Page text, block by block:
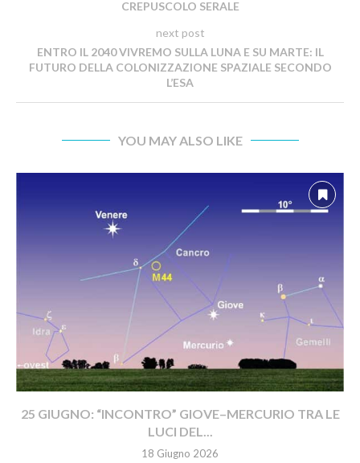
CREPUSCOLO SERALE
next post
ENTRO IL 2040 VIVREMO SULLA LUNA E SU MARTE: IL
FUTURO DELLA COLONIZZAZIONE SPAZIALE SECONDO
L’ESA
YOU MAY ALSO LIKE
25 GIUGNO: “INCONTRO” GIOVE–MERCURIO TRA LE
LUCI DEL...
18 Giugno 2026